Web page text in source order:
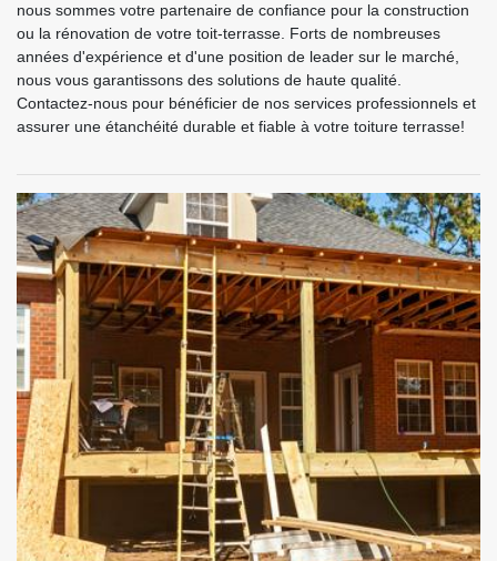
nous sommes votre partenaire de confiance pour la construction
ou la rénovation de votre toit-terrasse. Forts de nombreuses
années d'expérience et d'une position de leader sur le marché,
nous vous garantissons des solutions de haute qualité.
Contactez-nous pour bénéficier de nos services professionnels et
assurer une étanchéité durable et fiable à votre toiture terrasse!